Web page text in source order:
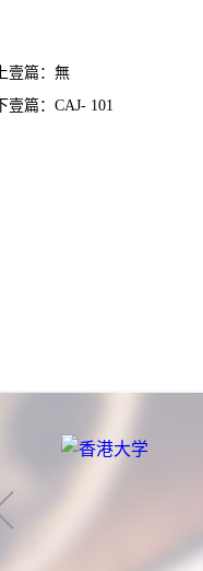
上壹篇：無
下壹篇： CAJ- 101